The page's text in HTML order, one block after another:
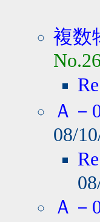
複数
Ａ－
08/
Ａ－